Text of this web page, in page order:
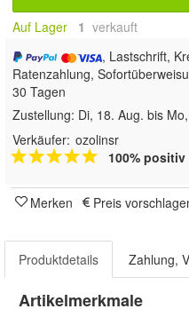
Auf Lager 1 verkauft
, Lastschrift,
Ratenzahlung,
30 Tagen
Zustellung: Di, 18. Aug. bis
Verkäufer: ozolinsr
100% positiv
Merken Preis
Produktdetails Zahlung,
Artikelmerkmale